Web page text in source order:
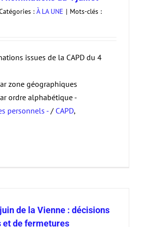
: À LA UNE | Mots-clés :
issues de la CAPD du 4
zone géographiques
ordre alphabétique -
personnels -/ CAPD,
de la Vienne : décisions
et de fermetures